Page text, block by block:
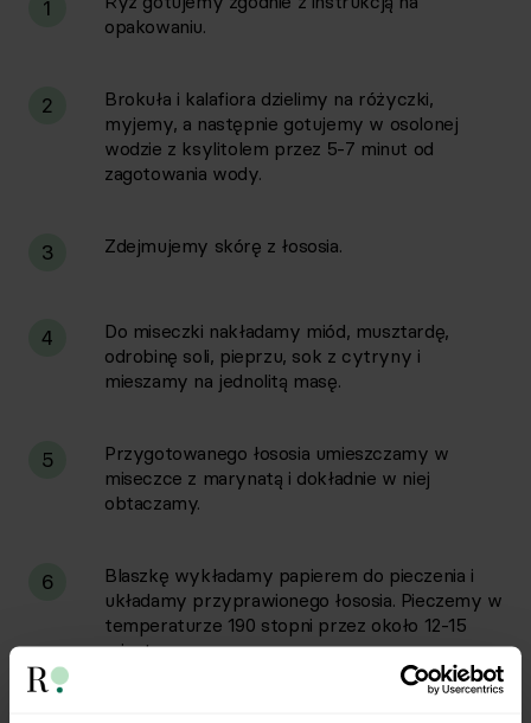
1
opakowaniu.
2
Brokuła i kalafiora dzielimy na różyczki,
myjemy, a następnie gotujemy w osolonej
wodzie z ksylitolem przez 5-7 minut od
zagotowania wody.
3 Zdejmujemy skórę z łososia.
4
Do miseczki nakładamy miód, musztardę,
odrobinę soli, pieprzu, sok z cytryny i
mieszamy na jednolitą masę.
5
Przygotowanego łososia umieszczamy w
miseczce z marynatą i dokładnie w niej
obtaczamy.
6
Blaszkę wykładamy papierem do pieczenia i
układamy przyprawionego łososia. Pieczemy w
temperaturze 190 stopni przez około 12-15
minut.